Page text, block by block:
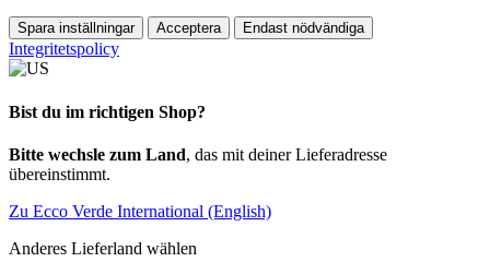
Spara inställningar Acceptera Endast nödvändiga
Integritetspolicy
Bist du im richtigen Shop?
Bitte wechsle zum Land, das mit deiner Lieferadresse
übereinstimmt.
Zu Ecco Verde International (English)
Anderes Lieferland wählen